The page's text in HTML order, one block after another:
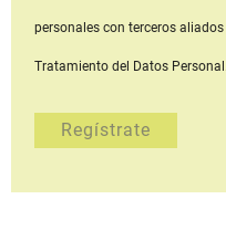
personales con terceros
Tratamiento del Datos Personal.